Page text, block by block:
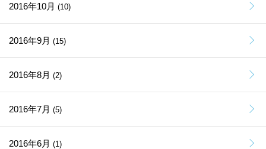
2016年10月 (10)
2016年9月 (15)
2016年8月 (2)
2016年7月 (5)
2016年6月 (1)